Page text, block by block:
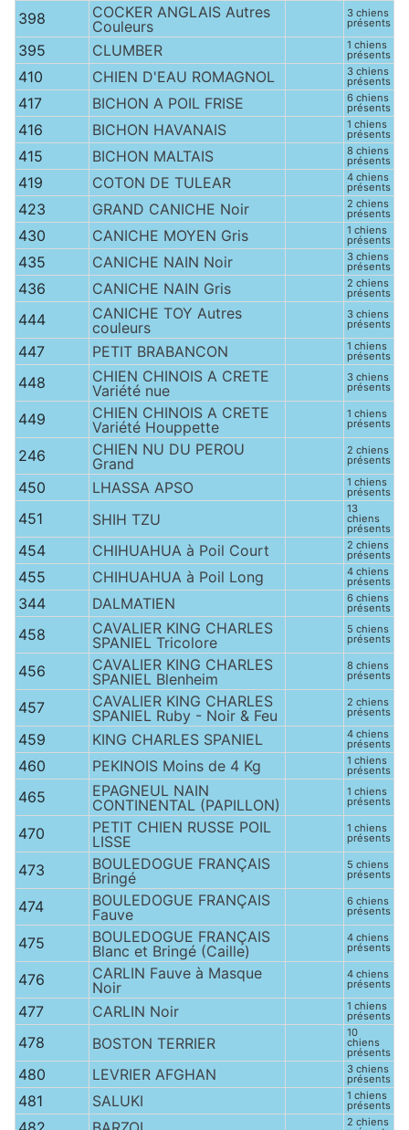
398
COCKER ANGLAIS Autres
Couleurs
3 chiens
présents
395 CLUMBER 1 chiens
présents
410 CHIEN D'EAU ROMAGNOL 3 chiens
présents
417 BICHON A POIL FRISE 6 chiens
présents
416 BICHON HAVANAIS 1 chiens
présents
415 BICHON MALTAIS 8 chiens
présents
419 COTON DE TULEAR 4 chiens
présents
423 GRAND CANICHE Noir 2 chiens
présents
430 CANICHE MOYEN Gris 1 chiens
présents
435 CANICHE NAIN Noir 3 chiens
présents
436 CANICHE NAIN Gris 2 chiens
présents
444
CANICHE TOY Autres
couleurs
3 chiens
présents
447 PETIT BRABANCON 1 chiens
présents
448
CHIEN CHINOIS A CRETE
Variété nue
3 chiens
présents
449
CHIEN CHINOIS A CRETE
Variété Houppette
1 chiens
présents
246
CHIEN NU DU PEROU
Grand
2 chiens
présents
450 LHASSA APSO 1 chiens
présents
451 SHIH TZU
13
chiens
présents
454 CHIHUAHUA à Poil Court 2 chiens
présents
455 CHIHUAHUA à Poil Long 4 chiens
présents
344 DALMATIEN 6 chiens
présents
458
CAVALIER KING CHARLES
SPANIEL Tricolore
5 chiens
présents
456
CAVALIER KING CHARLES
SPANIEL Blenheim
8 chiens
présents
457
CAVALIER KING CHARLES
SPANIEL Ruby - Noir & Feu
2 chiens
présents
459 KING CHARLES SPANIEL 4 chiens
présents
460 PEKINOIS Moins de 4 Kg 1 chiens
présents
465
EPAGNEUL NAIN
CONTINENTAL (PAPILLON)
1 chiens
présents
470
PETIT CHIEN RUSSE POIL
LISSE
1 chiens
présents
473
BOULEDOGUE FRANÇAIS
Bringé
5 chiens
présents
474
BOULEDOGUE FRANÇAIS
Fauve
6 chiens
présents
475
BOULEDOGUE FRANÇAIS
Blanc et Bringé (Caille)
4 chiens
présents
476
CARLIN Fauve à Masque
Noir
4 chiens
présents
477 CARLIN Noir 1 chiens
présents
478 BOSTON TERRIER
10
chiens
présents
480 LEVRIER AFGHAN 3 chiens
présents
481 SALUKI 1 chiens
présents
2 chiens